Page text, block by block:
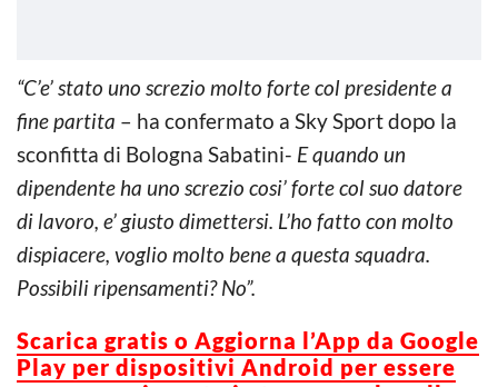
“C’e’ stato uno screzio molto forte col presidente a
fine partita – ha confermato a Sky Sport dopo la
sconfitta di Bologna Sabatini- E quando un
dipendente ha uno screzio cosi’ forte col suo datore
di lavoro, e’ giusto dimettersi. L’ho fatto con molto
dispiacere, voglio molto bene a questa squadra.
Possibili ripensamenti? No”.
Scarica gratis o Aggiorna l’App da Google
Play per dispositivi Android per essere